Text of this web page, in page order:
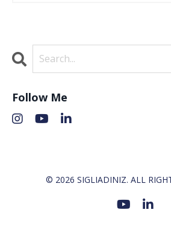
Follow Me
© 2026 SIGLIADINIZ. ALL